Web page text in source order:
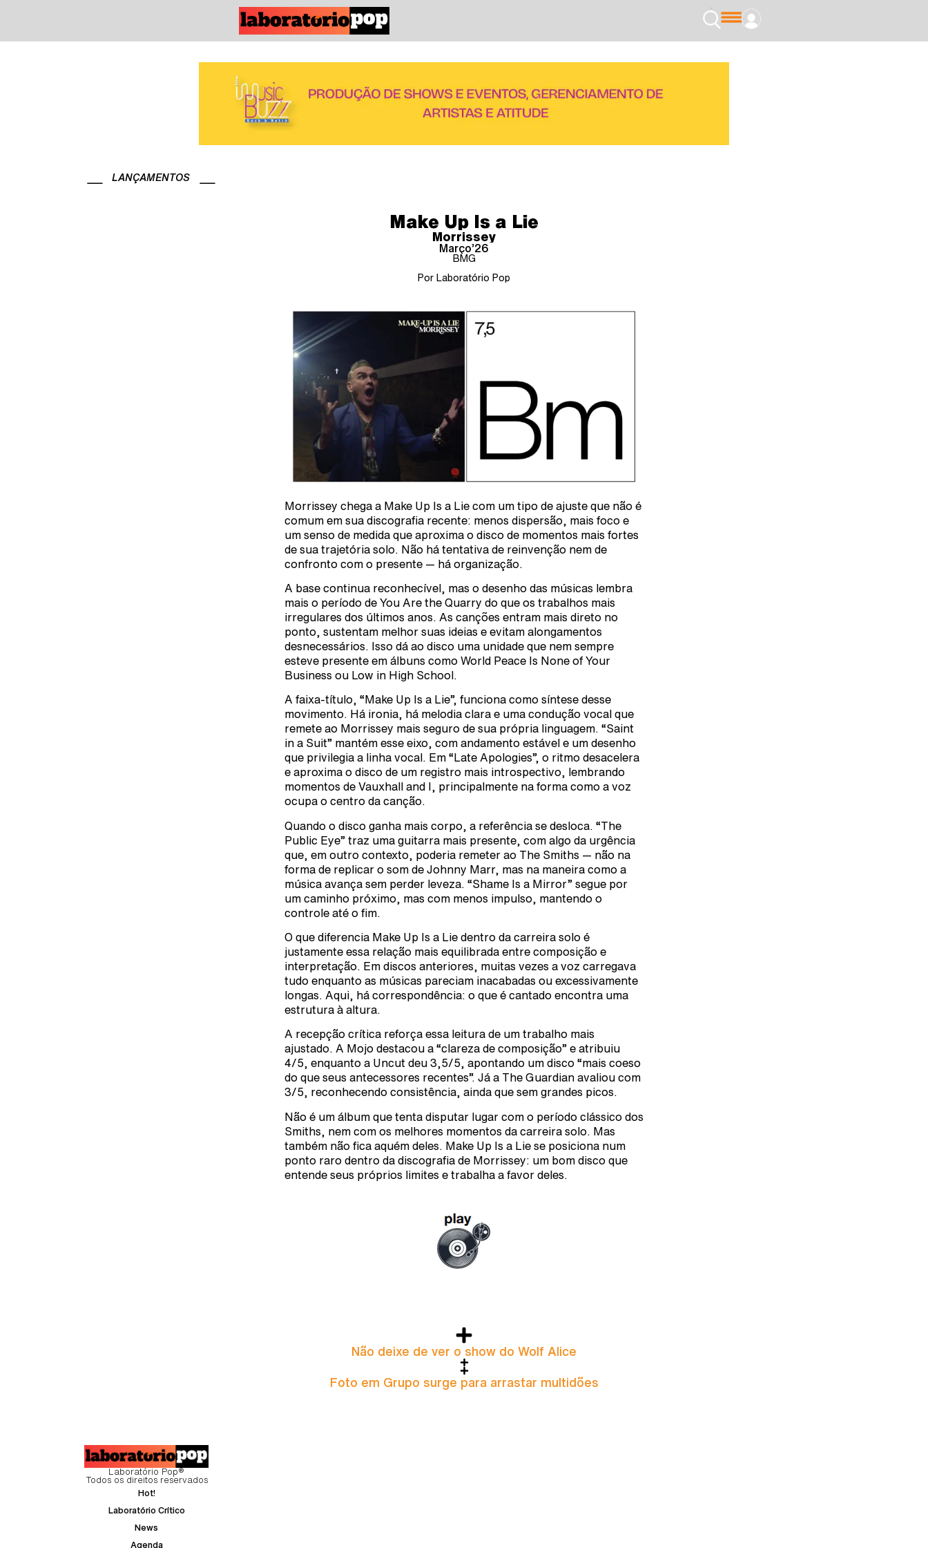
LANÇAMENTOS
Make Up Is a Lie
Morrissey
Março’26
BMG
Por Laboratório Pop
Morrissey chega a Make Up Is a Lie com um tipo de ajuste que não é
comum em sua discografia recente: menos dispersão, mais foco e
um senso de medida que aproxima o disco de momentos mais fortes
de sua trajetória solo. Não há tentativa de reinvenção nem de
confronto com o presente — há organização.
A base continua reconhecível, mas o desenho das músicas lembra
mais o período de You Are the Quarry do que os trabalhos mais
irregulares dos últimos anos. As canções entram mais direto no
ponto, sustentam melhor suas ideias e evitam alongamentos
desnecessários. Isso dá ao disco uma unidade que nem sempre
esteve presente em álbuns como World Peace Is None of Your
Business ou Low in High School.
A faixa-título, “Make Up Is a Lie”, funciona como síntese desse
movimento. Há ironia, há melodia clara e uma condução vocal que
remete ao Morrissey mais seguro de sua própria linguagem. “Saint
in a Suit” mantém esse eixo, com andamento estável e um desenho
que privilegia a linha vocal. Em “Late Apologies”, o ritmo desacelera
e aproxima o disco de um registro mais introspectivo, lembrando
momentos de Vauxhall and I, principalmente na forma como a voz
ocupa o centro da canção.
Quando o disco ganha mais corpo, a referência se desloca. “The
Public Eye” traz uma guitarra mais presente, com algo da urgência
que, em outro contexto, poderia remeter ao The Smiths — não na
forma de replicar o som de Johnny Marr, mas na maneira como a
música avança sem perder leveza. “Shame Is a Mirror” segue por
um caminho próximo, mas com menos impulso, mantendo o
controle até o fim.
O que diferencia Make Up Is a Lie dentro da carreira solo é
justamente essa relação mais equilibrada entre composição e
interpretação. Em discos anteriores, muitas vezes a voz carregava
tudo enquanto as músicas pareciam inacabadas ou excessivamente
longas. Aqui, há correspondência: o que é cantado encontra uma
estrutura à altura.
A recepção crítica reforça essa leitura de um trabalho mais
ajustado. A Mojo destacou a “clareza de composição” e atribuiu
4/5, enquanto a Uncut deu 3,5/5, apontando um disco “mais coeso
do que seus antecessores recentes”. Já a The Guardian avaliou com
3/5, reconhecendo consistência, ainda que sem grandes picos.
Não é um álbum que tenta disputar lugar com o período clássico dos
Smiths, nem com os melhores momentos da carreira solo. Mas
também não fica aquém deles. Make Up Is a Lie se posiciona num
ponto raro dentro da discografia de Morrissey: um bom disco que
entende seus próprios limites e trabalha a favor deles.
Não deixe de ver o show do Wolf Alice
Foto em Grupo surge para arrastar multidões
Laboratório Pop®
Todos os direitos reservados
Hot!
Laboratório Crítico
News
Agenda